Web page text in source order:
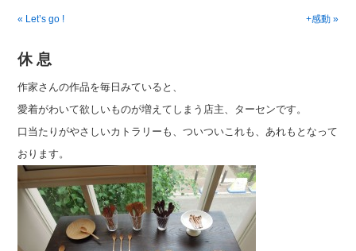
« Let’s go !
+感動 »
休 息
作家さんの作品を毎日みていると、
愛着がわいて欲しいものが増えてしまう店主、ターセンです。
口当たりがやさしいカトラリーも、ついついこれも、あれもとなって
おります。